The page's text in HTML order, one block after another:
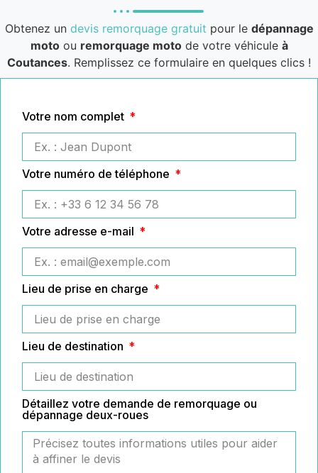
Obtenez un devis remorquage gratuit pour le dépannage
motoou remorquage motode votre véhicule à
Coutances. Remplissez ce formulaire en quelques clics !
Votre nom complet
Votre numéro de téléphone
Votre adresse e-mail
Lieu de prise en charge
Lieu de destination
Détaillez votre demande de remorquage ou
dépannage deux-roues